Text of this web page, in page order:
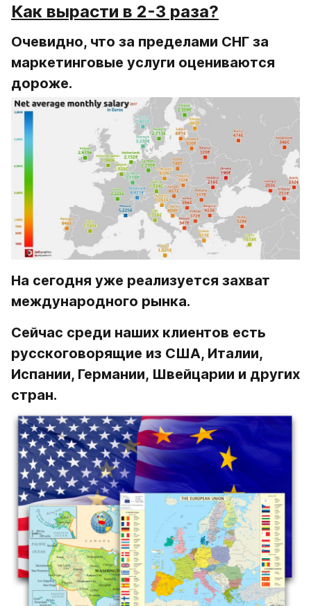
Как вырасти в 2-3 раза?
Очевидно, что за пределами СНГ за
маркетинговые услуги оцениваются
дороже.
На сегодня уже реализуется захват
международного рынка.
Сейчас среди наших клиентов есть
русскоговорящие из США, Италии,
Испании, Германии, Швейцарии и других
стран.